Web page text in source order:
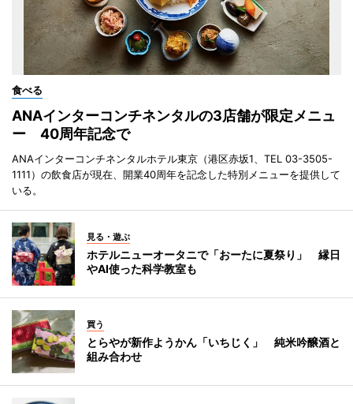
食べる
ANAインターコンチネンタルの3店舗が限定メニュ
ー 40周年記念で
ANAインターコンチネンタルホテル東京（港区赤坂1、TEL 03-3505-
1111）の飲食店が現在、開業40周年を記念した特別メニューを提供して
いる。
見る・遊ぶ
ホテルニューオータニで「おーたに夏祭り」 縁日
やAI使った科学教室も
買う
とらやが新作ようかん「いちじく」 純米吟醸酒と
組み合わせ